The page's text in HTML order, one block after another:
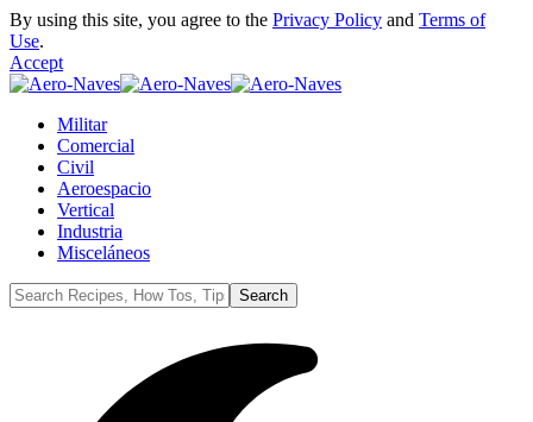
By using this site, you agree to the Privacy Policy and Terms of
Use.
Accept
Militar
Comercial
Civil
Aeroespacio
Vertical
Industria
Misceláneos